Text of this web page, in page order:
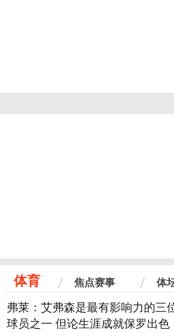
体育 焦点赛事 体
弗莱：艾弗森是最有影响力的三
球员之一 但论生涯成就保罗出色